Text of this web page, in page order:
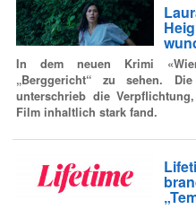
In dem neuen Krimi
„Berggericht“ zu sehen.
unterschrieb die
Film inhaltlich stark fand.